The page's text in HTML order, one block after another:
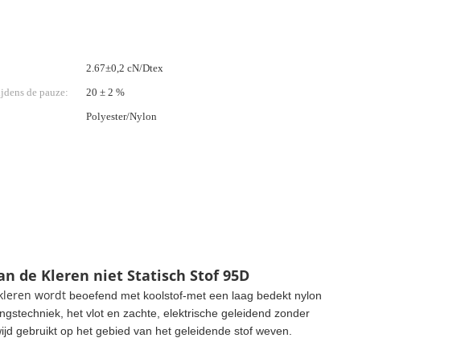
2.67±0,2 cN/Dtex
de pauze:
20 ± 2 %
Polyester/Nylon
de Kleren niet Statisch Stof 95D
wordt beoefend met koolstof-met een laag bedekt nylon
het vlot en zachte, elektrische geleidend zonder
gebruikt op het gebied van het geleidende stof weven.